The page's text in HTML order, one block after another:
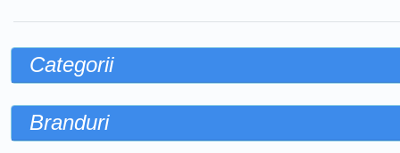
Categorii
Branduri